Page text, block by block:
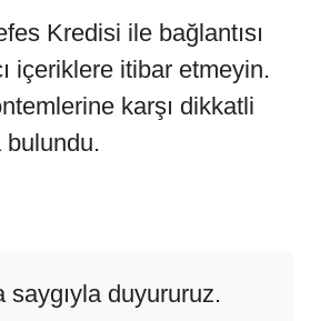
Kredisi ile bağlantısı
içeriklere itibar etmeyin.
karşı dikkatli
bulundu.
saygıyla duyururuz.